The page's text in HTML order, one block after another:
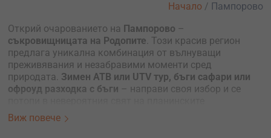
Открий очарованието на Пампорово –
съкровищницата на Родопите . Този красив регион
предлага уникална комбинация от вълнуващи
преживявания и незабравими моменти сред
природата. Зимен АТВ или UTV тур, бъги сафари или
офроуд разходка с бъги – направи своя избор и се
приключения. Тук всяко преживяване е създадено да
те отведе през вълшебни пейзажи и да ти подари
Виж повече
Начало / Пампорово